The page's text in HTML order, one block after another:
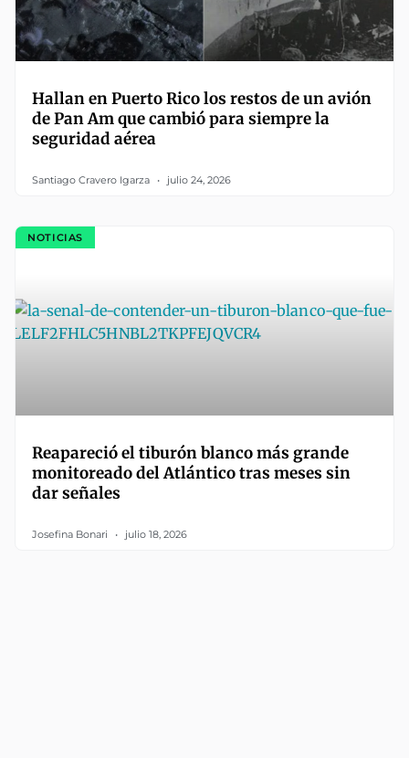
Hallan en Puerto Rico los restos de un avión
de Pan Am que cambió para siempre la
seguridad aérea
Santiago Cravero Igarza julio 24, 2026
NOTICIAS
Reapareció el tiburón blanco más grande
monitoreado del Atlántico tras meses sin
dar señales
Josefina Bonari julio 18, 2026